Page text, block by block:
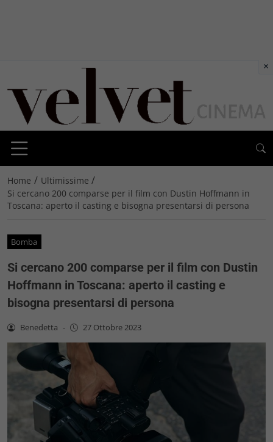
Home / Ultimissime /
Si cercano 200 comparse per il film con Dustin Hoffmann in
Toscana: aperto il casting e bisogna presentarsi di persona
Bomba
Si cercano 200 comparse per il film con Dustin
Hoffmann in Toscana: aperto il casting e
bisogna presentarsi di persona
Benedetta - 27 Ottobre 2023
×